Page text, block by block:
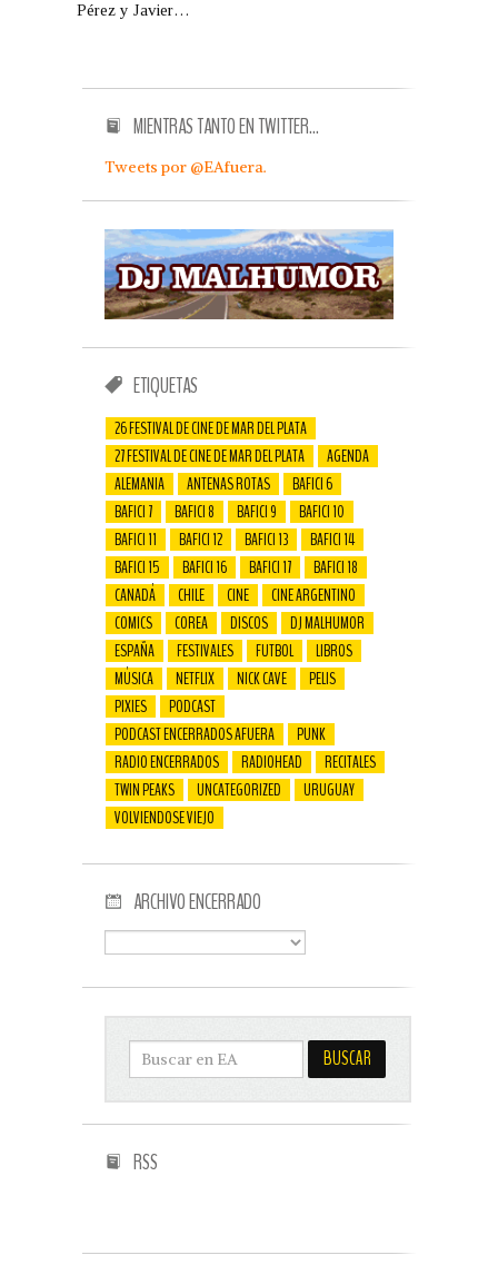
Pérez y Javier…
MIENTRAS TANTO EN TWITTER…
Tweets por @EAfuera.
ETIQUETAS
26 FESTIVAL DE CINE DE MAR DEL PLATA
27 FESTIVAL DE CINE DE MAR DEL PLATA
AGENDA
ALEMANIA
ANTENAS ROTAS
BAFICI 6
BAFICI 7
BAFICI 8 BAFICI 9
BAFICI 10
BAFICI 11
BAFICI 12 BAFICI 13
BAFICI 14
BAFICI 15
BAFICI 16 BAFICI 17
BAFICI 18
CANADÁ
CHILE CINE
CINE ARGENTINO
COMICS
COREA DISCOS
DJ MALHUMOR
ESPAÑA
FESTIVALES FUTBOL
LIBROS
MÚSICA
NETFLIX NICK CAVE
PELIS
PIXIES
PODCAST
PODCAST ENCERRADOS AFUERA
PUNK
RADIO ENCERRADOS
RADIOHEAD
RECITALES
TWIN PEAKS
UNCATEGORIZED
URUGUAY
VOLVIENDOSE VIEJO
ARCHIVO ENCERRADO
RSS